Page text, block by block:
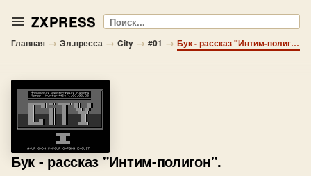
ZXPRESS Поиск
Главная → Эл.пресса → City → #01 → Бук - рассказ "Интим-полигон".
Бук - рассказ "Интим-полигон".